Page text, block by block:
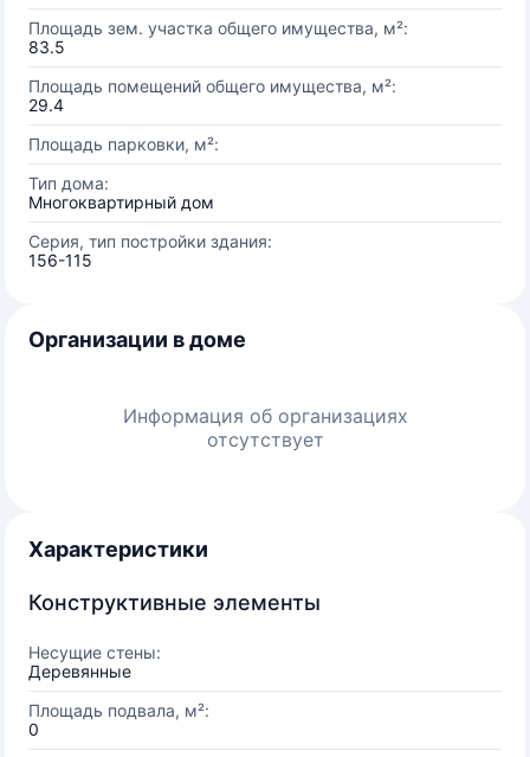
Площадь зем. участка общего имущества, м²:
83.5
Площадь помещений общего имущества, м²:
29.4
Площадь парковки, м²:
Тип дома:
Многоквартирный дом
Серия, тип постройки здания:
156-115
Организации в доме
Информация об организациях
отсутствует
Характеристики
Конструктивные элементы
Несущие стены:
Деревянные
Площадь подвала, м²:
0